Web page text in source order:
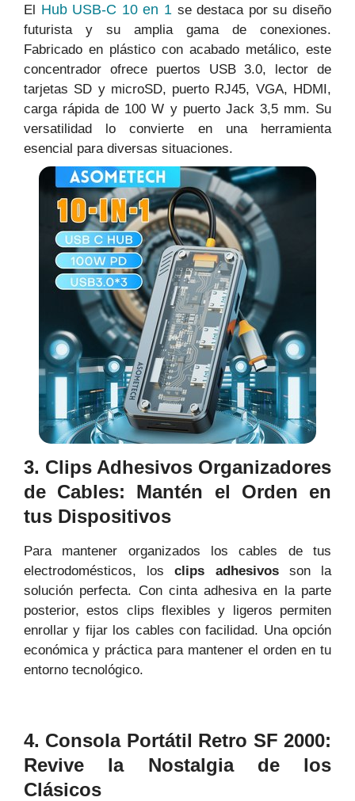
El Hub USB-C 10 en 1 se destaca por su diseño
futurista y su amplia gama de conexiones.
Fabricado en plástico con acabado metálico, este
concentrador ofrece puertos USB 3.0, lector de
tarjetas SD y microSD, puerto RJ45, VGA, HDMI,
carga rápida de 100 W y puerto Jack 3,5 mm. Su
versatilidad lo convierte en una herramienta
esencial para diversas situaciones.
3. Clips Adhesivos Organizadores
de Cables: Mantén el Orden en
tus Dispositivos
Para mantener organizados los cables de tus
electrodomésticos, losclips adhesivosson la
solución perfecta. Con cinta adhesiva en la parte
posterior, estos clips flexibles y ligeros permiten
enrollar y fijar los cables con facilidad. Una opción
económica y práctica para mantener el orden en tu
entorno tecnológico.
4. Consola Portátil Retro SF 2000:
Revive la Nostalgia de los
Clásicos